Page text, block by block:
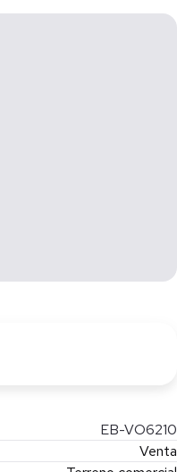
EB-VO6210
Venta